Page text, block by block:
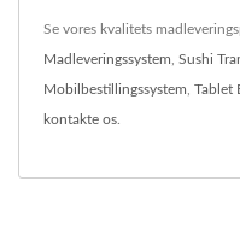
Se vores kvalitets
Madleveringssystem Sushi
Mobilbestillingssystem Tablet
kontakte os